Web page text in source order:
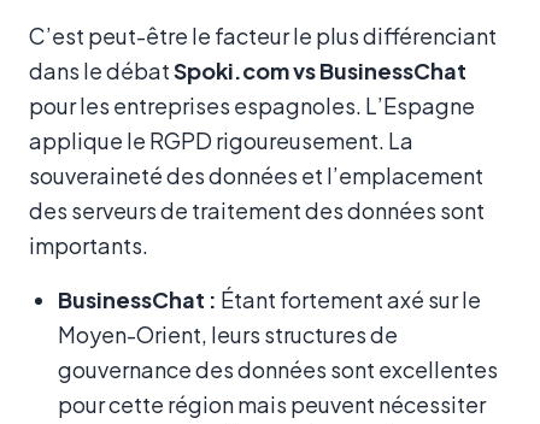
C’est peut-être le facteur le plus différenciant
dans le débatSpoki.com vs BusinessChat
pour les entreprises espagnoles. L’Espagne
applique le RGPD rigoureusement. La
souveraineté des données et l’emplacement
des serveurs de traitement des données sont
importants.
BusinessChat : Étant fortement axé sur le
Moyen-Orient, leurs structures de
gouvernance des données sont excellentes
pour cette région mais peuvent nécessiter